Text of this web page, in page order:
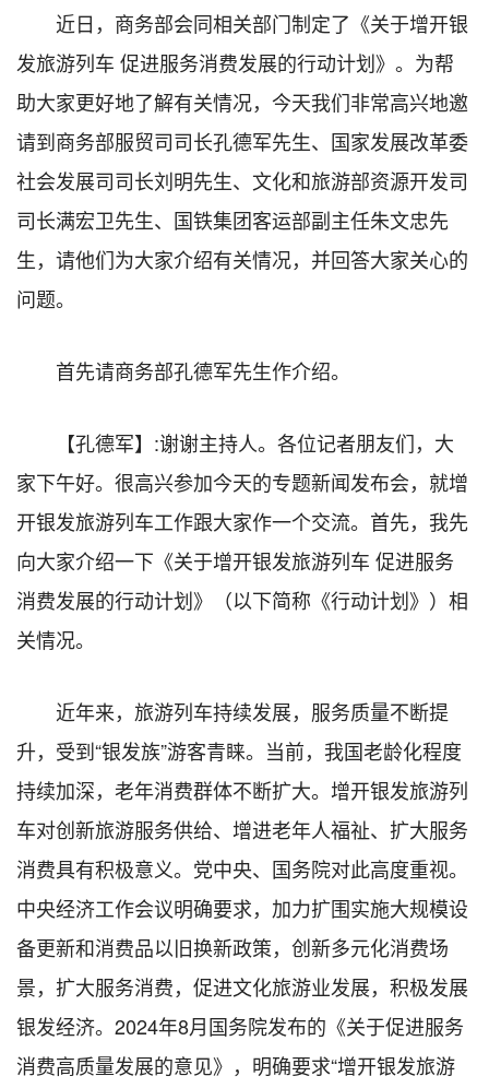
近日，商务部会同相关部门制定了《关于增开银
发旅游列车 促进服务消费发展的行动计划》。为帮
助大家更好地了解有关情况，今天我们非常高兴地邀
请到商务部服贸司司长孔德军先生、国家发展改革委
社会发展司司长刘明先生、文化和旅游部资源开发司
司长满宏卫先生、国铁集团客运部副主任朱文忠先
生，请他们为大家介绍有关情况，并回答大家关心的
问题。
首先请商务部孔德军先生作介绍。
【孔德军】:谢谢主持人。各位记者朋友们，大
家下午好。很高兴参加今天的专题新闻发布会，就增
开银发旅游列车工作跟大家作一个交流。首先，我先
向大家介绍一下《关于增开银发旅游列车 促进服务
消费发展的行动计划》（以下简称《行动计划》）相
关情况。
近年来，旅游列车持续发展，服务质量不断提
升，受到“银发族”游客青睐。当前，我国老龄化程度
持续加深，老年消费群体不断扩大。增开银发旅游列
车对创新旅游服务供给、增进老年人福祉、扩大服务
消费具有积极意义。党中央、国务院对此高度重视。
中央经济工作会议明确要求，加力扩围实施大规模设
备更新和消费品以旧换新政策，创新多元化消费场
景，扩大服务消费，促进文化旅游业发展，积极发展
银发经济。2024年8月国务院发布的《关于促进服务
消费高质量发展的意见》，明确要求“增开银发旅游